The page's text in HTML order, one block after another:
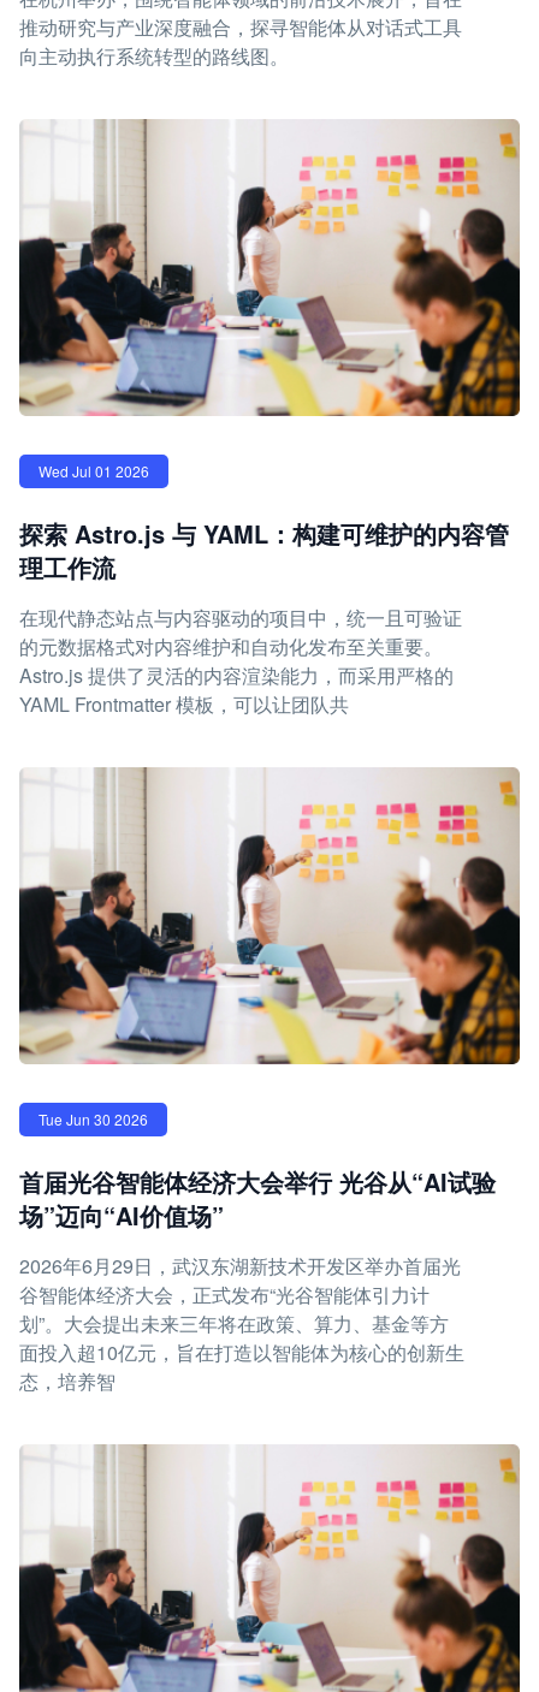
推动研究与产业深度融合，探寻智能体从对话式工具
向主动执行系统转型的路线图。
Wed Jul 01 2026
探索 Astro.js 与 YAML：构建可维护的内容管
理工作流
在现代静态站点与内容驱动的项目中，统一且可验证
的元数据格式对内容维护和自动化发布至关重要。
Astro.js 提供了灵活的内容渲染能力，而采用严格的
YAML Frontmatter 模板，可以让团队共
Tue Jun 30 2026
首届光谷智能体经济大会举行 光谷从“AI试验
场”迈向“AI价值场”
2026年6月29日，武汉东湖新技术开发区举办首届光
谷智能体经济大会，正式发布“光谷智能体引力计
划”。大会提出未来三年将在政策、算力、基金等方
面投入超10亿元，旨在打造以智能体为核心的创新生
态，培养智